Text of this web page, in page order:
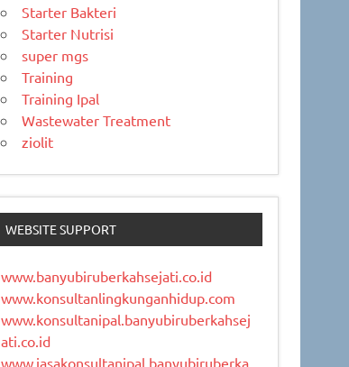
Starter Bakteri
Starter Nutrisi
super mgs
Training
Training Ipal
Wastewater Treatment
ziolit
WEBSITE SUPPORT
www.banyubiruberkahsejati.co.id
www.konsultanlingkunganhidup.com
www.konsultanipal.banyubiruberkahsej
ati.co.id
www.jasakonsultanipal.banyubiruberka